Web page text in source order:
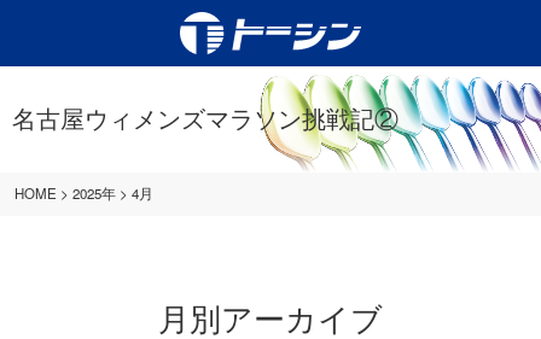
名古屋ウィメンズマラソン挑戦記②
HOME > 2025年> 4月
月別アーカイブ